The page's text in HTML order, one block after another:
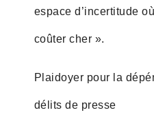
espace d’incertitude
coûter cher ».
Plaidoyer pour la
délits de presse